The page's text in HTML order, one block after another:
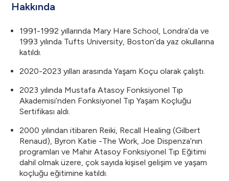
Hakkında
1991-1992 yıllarında Mary Hare School, Londra’da ve
1993 yılında Tufts University, Boston’da yaz okullarına
katıldı.
2020-2023 yılları arasında Yaşam Koçu olarak çalıştı.
2023 yılında Mustafa Atasoy Fonksiyonel Tıp
Akademisi’nden Fonksiyonel Tıp Yaşam Koçluğu
Sertifikası aldı.
2000 yılından itibaren Reiki, Recall Healing (Gilbert
Renaud), Byron Katie -The Work, Joe Dispenza’nın
programları ve Mahir Atasoy Fonksiyonel Tıp Eğitimi
dahil olmak üzere, çok sayıda kişisel gelişim ve yaşam
koçluğu eğitimine katıldı.